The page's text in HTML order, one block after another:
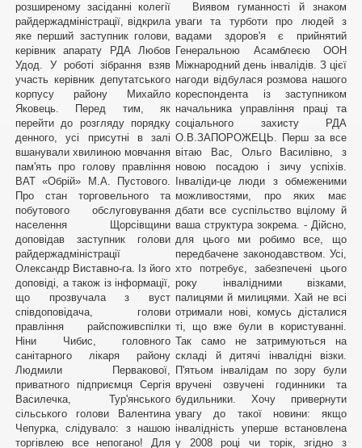
розширеному засіданні колегії
райдержадміністрації, відкрила
яке перший заступник голови,
керівник апарату РДА Любов
Удод. У роботі зібрання взяв
участь керівник депутатського
корпусу району Михайло
Яковець. Перед тим, як
перейти до розгляду порядку
денного, усі присутні в залі
вшанували хвилиною мовчання
пам'ять про голову правління
ВАТ «Обрій» М.А. Пустового.
Про стан торговельного та
побутового обслуговування
населення Щорсівщини
доповідав заступник голови
райдержадміністрації
Олександр Виставно-га. Із його
доповіді, а також із інформації,
що прозвучала з вуст
співдоповідача, голови
правління райспоживспілки
Ніни Чибис, головного
санітарного лікаря району
Людмили Первакової,
приватного підприємця Сергія
Василечка, Тур'янського
сільського голови Валентина
Чепурка, слідувало: з нашою
торгівлею все непогано! Для
Виявом гуманності й знаком
уваги та турботи про людей з
вадами здоров'я є прийнятий
Генеральною Асамблеєю ООН
Міжнародний день інвалідів. З цієї
нагоди відбулася розмова нашого
кореспондента із заступником
начальника управління праці та
соціального захисту РДА
О.В.ЗАПОРОЖЕЦЬ. Перш за все
вітаю Вас, Ольго Василівно, з
новою посадою і зичу успіхів.
Інваліди-це люди з обмеженими
можливостями, про яких має
дбати все суспільство вцілому й
ваша структура зокрема. - Дійсно,
для цього ми робимо все, що
передбачене законодавством. Усі,
хто потребує, забезпечені цього
року інвалідними візками,
палицями й милицями. Хай не всі
отримали нові, комусь дісталися
ті, що вже були в користуванні.
Так само не затримуються на
складі й дитячі інвалідні візки.
П'ятьом інвалідам по зору були
вручені озвучені годинники та
будильники. Хочу привернути
увагу до такої новини: якщо
інвалідність уперше встановлена
у 2008 році чи торік, згідно з